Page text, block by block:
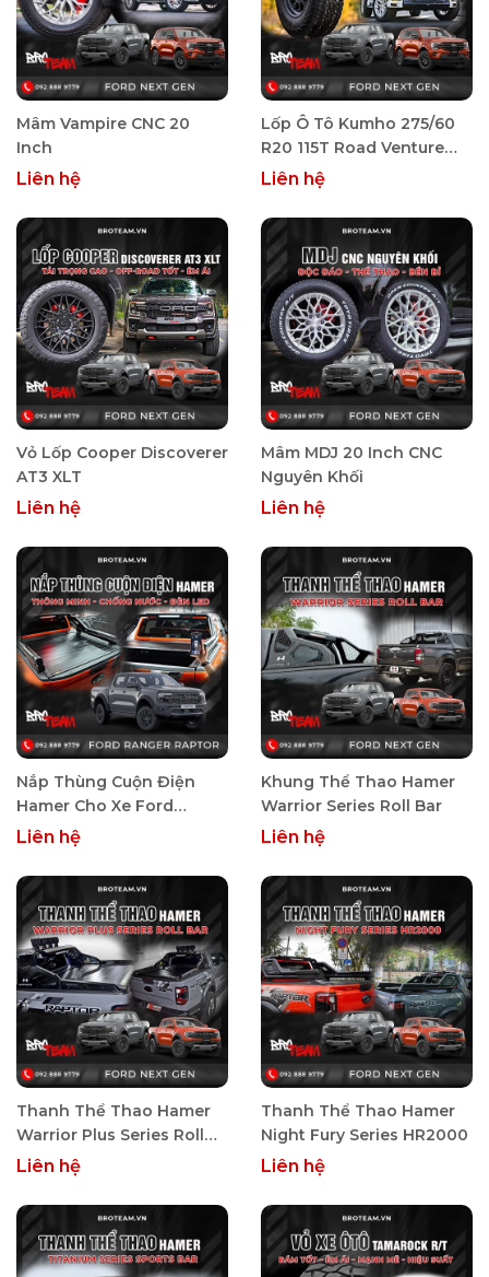
Mâm Vampire CNC 20
Inch
Liên hệ
Lốp Ô Tô Kumho 275/60
R20 115T Road Venture
AT52
Liên hệ
Vỏ Lốp Cooper Discoverer
AT3 XLT
Liên hệ
Mâm MDJ 20 Inch CNC
Nguyên Khối
Liên hệ
Nắp Thùng Cuộn Điện
Hamer Cho Xe Ford
Ranger Raptor Next-Gen
Liên hệ
Khung Thể Thao Hamer
Warrior Series Roll Bar
Liên hệ
Thanh Thể Thao Hamer
Warrior Plus Series Roll
Bar For Ford Ranger
2022+ - Raptor Next Gen
2022
Liên hệ
Thanh Thể Thao Hamer
Night Fury Series HR2000
Liên hệ